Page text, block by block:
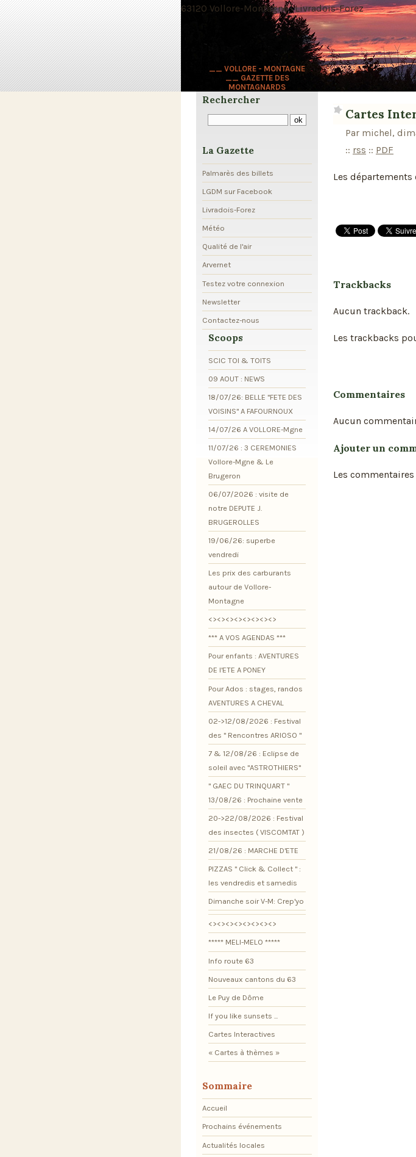
__ VOLLORE - MONTAGNE
__ GAZETTE DES
MONTAGNARDS
63120 Vollore-Montagne · Livradois-Forez
Cartes
Par michel,
:: rss :: PDF
Les départements
Trackbacks
Aucun trackback.
Les trackbacks
Commentaires
Aucun
Ajouter un
Les
Rechercher
La Gazette
Palmarès des billets
LGDM sur Facebook
Livradois-Forez
Météo
Qualité de l'air
Arvernet
Testez votre connexion
Newsletter
Contactez-nous
Scoops
SCIC TOI & TOITS
09 AOUT : NEWS
18/07/26: BELLE "FETE DES
VOISINS" A FAFOURNOUX
14/07/26 A VOLLORE-Mgne
11/07/26 : 3 CEREMONIES
Vollore-Mgne & Le
Brugeron
06/07/2026 : visite de
notre DEPUTE J.
BRUGEROLLES
19/06/26: superbe
vendredi
Les prix des carburants
autour de Vollore-
Montagne
<><><><><><><><>
*** A VOS AGENDAS ***
Pour enfants : AVENTURES
DE l'ETE A PONEY
Pour Ados : stages, randos
AVENTURES A CHEVAL
02->12/08/2026 : Festival
des " Rencontres ARIOSO "
7 & 12/08/26 : Eclipse de
soleil avec "ASTROTHIERS"
" GAEC DU TRINQUART "
13/08/26 : Prochaine vente
20->22/08/2026 : Festival
des insectes ( VISCOMTAT )
21/08/26 : MARCHE D'ETE
PIZZAS " Click & Collect " :
les vendredis et samedis
Dimanche soir V-M: Crep'yo
<><><><><><><><>
***** MELI-MELO *****
Info route 63
Nouveaux cantons du 63
Le Puy de Dôme
If you like sunsets ...
Cartes Interactives
« Cartes à thèmes »
Sommaire
Accueil
Prochains événements
Actualités locales